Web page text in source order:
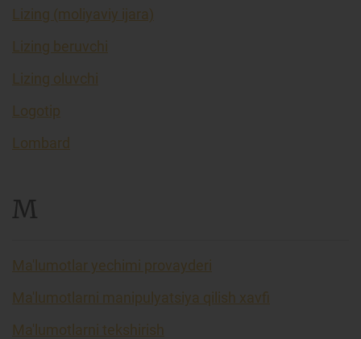
Lizing (moliyaviy ijara)
Lizing beruvchi
Lizing oluvchi
Logotip
Lombard
M
Ma'lumotlar yechimi provayderi
Ma'lumotlarni manipulyatsiya qilish xavfi
Ma'lumotlarni tekshirish